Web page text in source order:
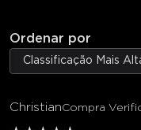
Ordenar por
Classificação Mais
ChristianCompra